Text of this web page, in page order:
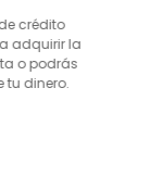
crédito
adquirir la
o podrás
tu dinero.